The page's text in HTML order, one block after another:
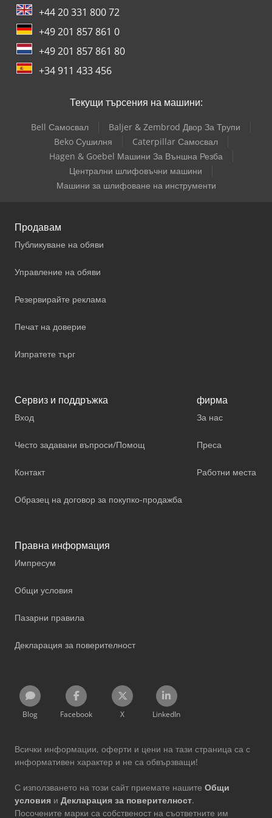
+44 20 331 800 72
+49 201 857 861 0
+49 201 857 861 80
+34 911 433 456
Текущи търсения на машини:
Bell Самосвал
Baljer & Zembrod Двор За Трупи
Beko Сушилня
Caterpillar Самосвал
Hagen & Goebel Машини За Външна Резба
Централни шлифовъчни машини
Машини за шлифоване на инструменти
Продавам
Публикуване на обяви
Управление на обяви
Резервирайте реклама
Печат на доверие
Изпратете търг
Сервиз и поддръжка
Вход
Често задавани въпроси/Помощ
Контакт
Образец на договор за покупко-продажба
фирма
За нас
Преса
Работни места
Правна информация
Импресум
Общи условия
Пазарни правила
Декларация за поверителност
Blog Facebook X LinkedIn
Всички информации, оферти и цени на тази страница са с
информативен характер и не са обвързващи!
С използването на този сайт приемате нашите Общи
условия и Декларация за поверителност.
Посочените марки са собственост на съответните им